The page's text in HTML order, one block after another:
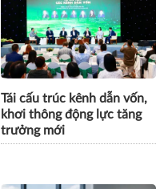
Tái cấu trúc kênh dẫn vốn,
khơi thông động lực tăng
trưởng mới